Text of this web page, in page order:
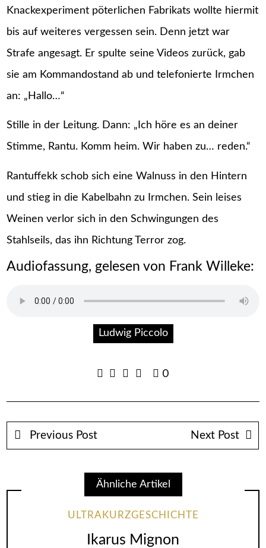
Knackexperiment pöterlichen Fabrikats wollte hiermit
bis auf weiteres vergessen sein. Denn jetzt war
Strafe angesagt. Er spulte seine Videos zurück, gab
sie am Kommandostand ab und telefonierte Irmchen
an: „Hallo…“
Stille in der Leitung. Dann: „Ich höre es an deiner
Stimme, Rantu. Komm heim. Wir haben zu… reden.“
Rantuffekk schob sich eine Walnuss in den Hintern
und stieg in die Kabelbahn zu Irmchen. Sein leises
Weinen verlor sich in den Schwingungen des
Stahlseils, das ihn Richtung Terror zog.
Audiofassung, gelesen von Frank Willeke:
Ludwig Piccolo
0
Previous Post Next Post
Ähnliche Artikel
ULTRAKURZGESCHICHTE
Ikarus Mignon